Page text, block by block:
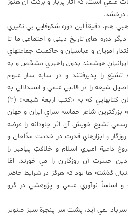
علمي است، كه آثار پربار و بركت آن هنوز
درخشد.
هم، دقيقاً اين دوره شكوفايي بي نظيري
دوره هاي تاريخ ديني و اجتماعي ما تا
امويان و عباسيان و حاكميت جماعتهاي
هوشمند بدون راهبريِ مشخّص و به
را پذيرفتند و در سايه سار علوم
شيعه را در قالبي علمي و استدلالي به
جهان اسلام عرضه نمايند. همان كتابهايي كه به «كتب اربعة شيعه» (2)
بزرگترين شاعر حماسه سراي ايران و جهان
تشيعِ خويش آن اثر جاودانه را عرضه
و ابزارهاي قدرت در خدمت مدّاحان و
داعية اميري اسلام و خلافتِ پيامبر را
حسرت آن روزگاران را مي خورند. امّا
گذشته ها بود كه هرگز در شرايط حاضر
و اساساً نوآوري علمي و پژوهشي در گرو
نمي آيد، پشت سر پنجرة سبز صنوبر